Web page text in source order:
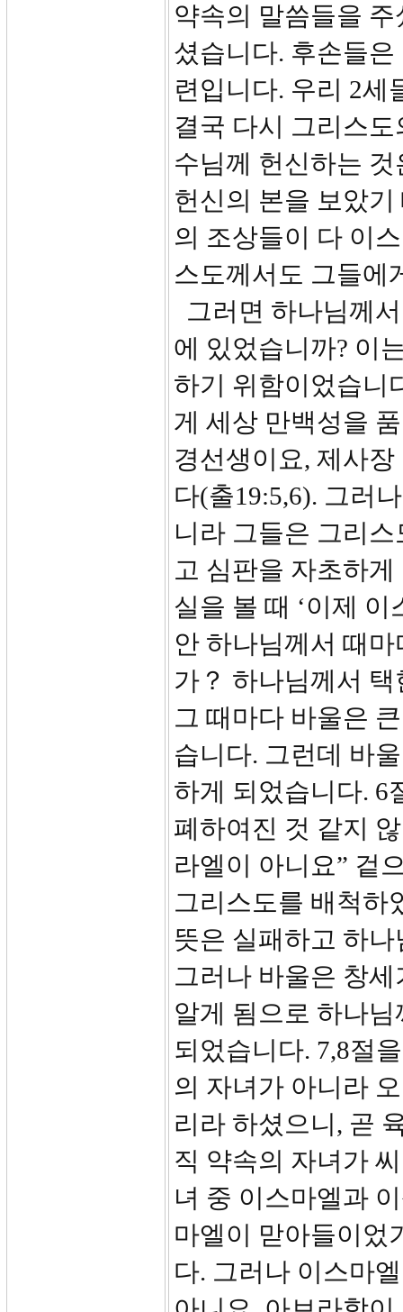
약속의 말씀들을
셨습니다. 후손들
련입니다. 우리 2세
결국 다시 그리스
수님께 헌신하는
헌신의 본을 보았
의 조상들이 다 이
스도께서도 그들에
그러면 하나님께
에 있었습니까? 이
하기 위함이었습니
게 세상 만백성을
경선생이요, 제사
다(출19:5,6). 그러
니라 그들은 그리
고 심판을 자초하
실을 볼 때 ‘이제
안 하나님께서 때
가？ 하나님께서
그 때마다 바울은
습니다. 그런데 바
하게 되었습니다. 6
폐하여진 것 같지
라엘이 아니요” 겉
그리스도를 배척하
뜻은 실패하고 하
그러나 바울은 창
알게 됨으로 하나
되었습니다. 7,8절
의 자녀가 아니라
리라 하셨으니, 곧
직 약속의 자녀가
녀 중 이스마엘과
마엘이 맏아들이었
다. 그러나 이스마